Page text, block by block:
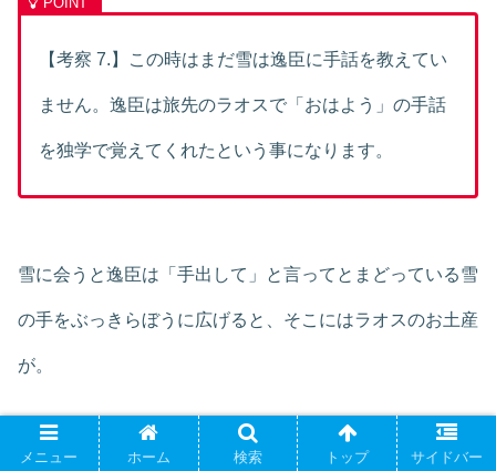
【考察 7.】この時はまだ雪は逸臣に手話を教えてい
ません。逸臣は旅先のラオスで「おはよう」の手話
を独学で覚えてくれたという事になります。
雪に会うと逸臣は「手出して」と言ってとまどっている雪
の手をぶっきらぼうに広げると、そこにはラオスのお土産
が。
メニュー ホーム 検索 トップ サイドバー